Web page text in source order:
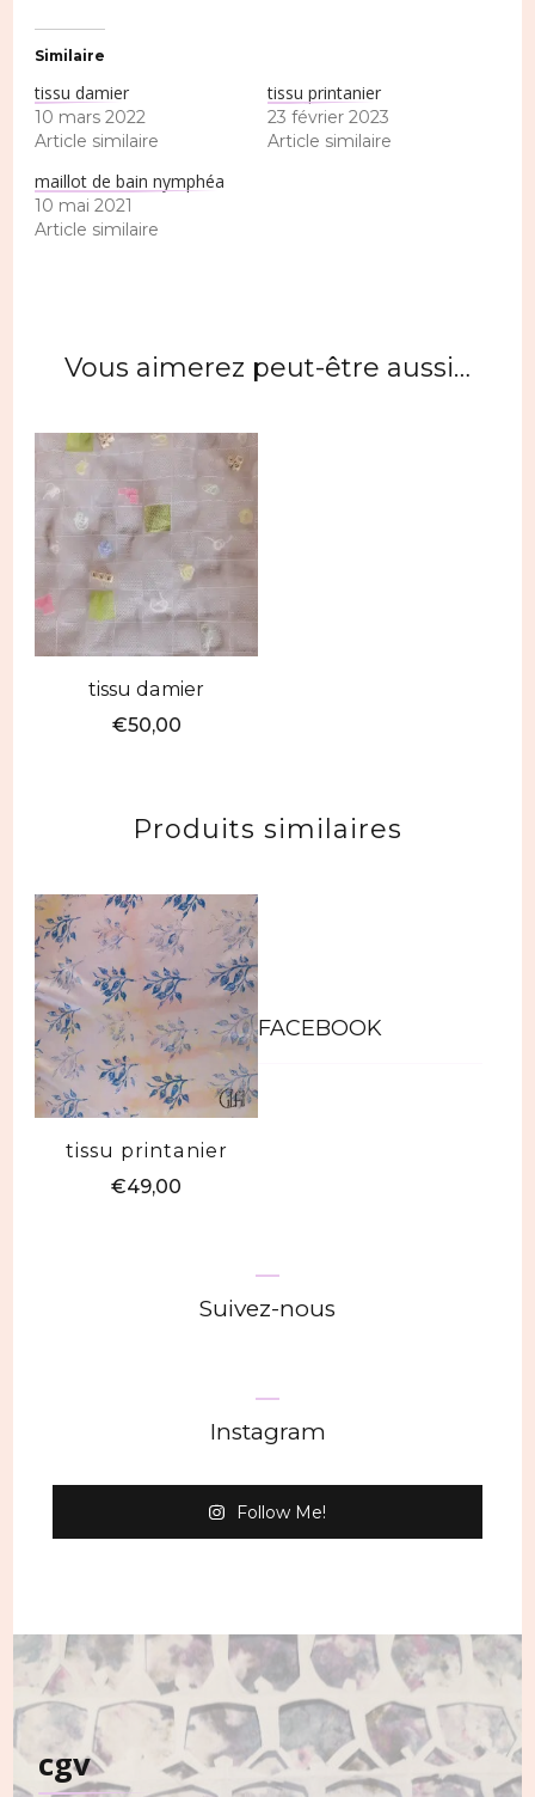
Similaire
tissu damier
10 mars 2022
Article similaire
tissu printanier
23 février 2023
Article similaire
maillot de bain nymphéa
10 mai 2021
Article similaire
Vous aimerez peut-être aussi…
tissu damier
€50,00
Produits similaires
tissu printanier
€49,00
FACEBOOK
Suivez-nous
Instagram
Follow Me!
cgv